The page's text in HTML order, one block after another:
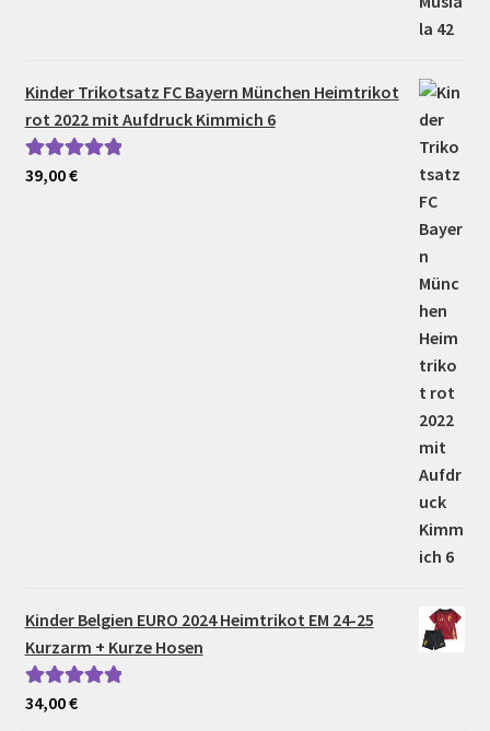
Kinder Trikotsatz FC Bayern München Heimtrikot
rot 2022 mit Aufdruck Kimmich 6
Bewertet mit
39,00€
Kinder Belgien EURO 2024 Heimtrikot EM 24-25
Kurzarm + Kurze Hosen
Bewertet mit
34,00€